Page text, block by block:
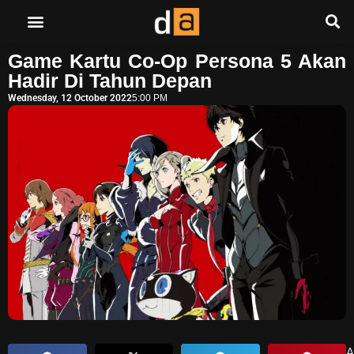
Game Kartu Co-Op Persona 5 Akan
Hadir Di Tahun Depan
Wednesday, 12 October 20225:00 PM